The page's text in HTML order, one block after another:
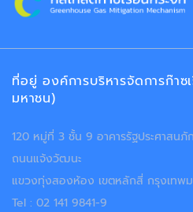
ที่อยู่ องค์การบริหารจัดการก๊าซ
มหาชน)
120 หมู่ที่ 3 ชั้น 9 อาคารรัฐประศาสนภั
ถนนแจ้งวัฒนะ
แขวงทุ่งสองห้อง เขตหลักสี่ กรุงเทพม
Tel : 02 141 9841-9